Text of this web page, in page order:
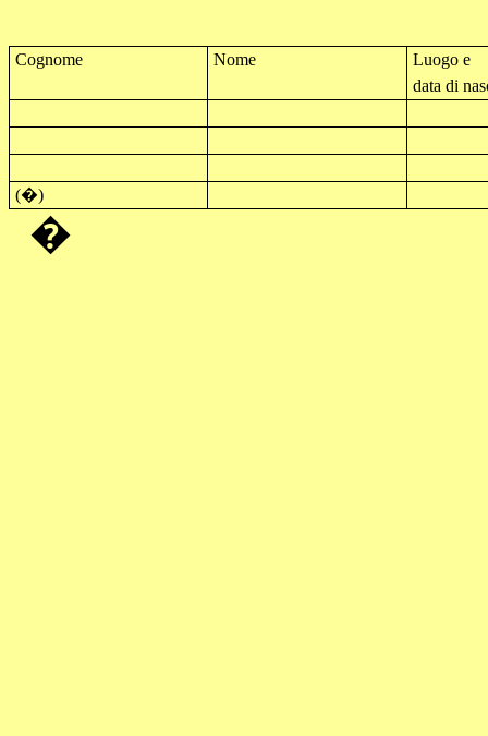
Cognome Nome
Luogo e
data di
(�)
�